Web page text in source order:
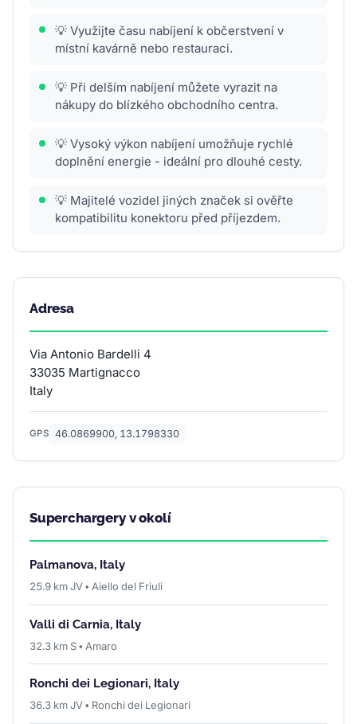
💡 Využijte času nabíjení k občerstvení v
místní kavárně nebo restauraci.
💡 Při delším nabíjení můžete vyrazit na
nákupy do blízkého obchodního centra.
💡 Vysoký výkon nabíjení umožňuje rychlé
doplnění energie - ideální pro dlouhé cesty.
💡 Majitelé vozidel jiných značek si ověřte
kompatibilitu konektoru před příjezdem.
Adresa
Via Antonio Bardelli 4
33035 Martignacco
Italy
GPS 46.0869900, 13.1798330
Superchargery v okolí
Palmanova, Italy
25.9 km JV • Aiello del Friuli
Valli di Carnia, Italy
32.3 km S • Amaro
Ronchi dei Legionari, Italy
36.3 km JV • Ronchi dei Legionari